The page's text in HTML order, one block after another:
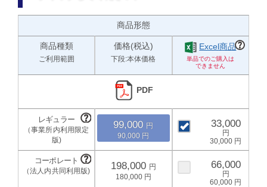
商品形態
商品種類
ご利用範囲
価格(税込)
下段:本体価格
Excel商品
PDF
99,000
90,000
33,000
30,000
198,000
180,000
66,000
60,000